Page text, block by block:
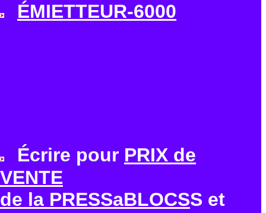
ÉMIETTEUR-6000
Écrire pour PRIX de
VENTE
de la PRESSaBLOCSS et